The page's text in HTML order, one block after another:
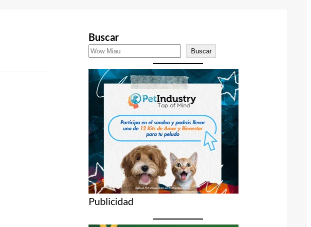
Buscar
Buscar
Publicidad